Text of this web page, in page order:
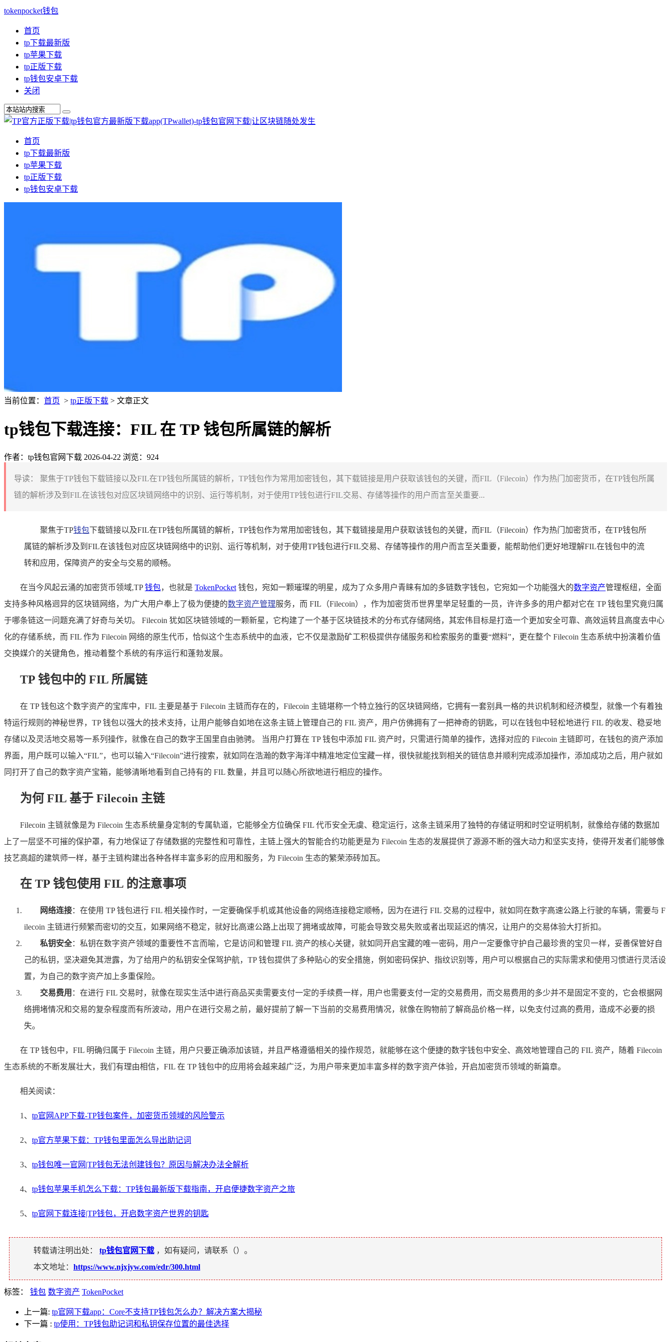
tokenpocket钱包
首页
tp下载最新版
tp苹果下载
tp正版下载
tp钱包安卓下载
关闭
首页
tp下载最新版
tp苹果下载
tp正版下载
tp钱包安卓下载
当前位置： 首页 > tp正版下载 > 文章正文
tp钱包下载连接：FIL 在 TP 钱包所属链的解析
作者：tp钱包官网下载 2026-04-22 浏览：924
导读：
聚焦于TP钱包下载链接以及FIL在TP钱包所属链的解析，TP钱包作为常用加密钱包，其下载链接是用户获取该钱包的关键，而FIL（Filecoin）作为热门加密货币，在TP钱包所属
链的解析涉及到FIL在该钱包对应区块链网络中的识别、运行等机制，对于使用TP钱包进行FIL交易、存储等操作的用户而言至关重要...
聚焦于TP钱包下载链接以及FIL在TP钱包所属链的解析，TP钱包作为常用加密钱包，其下载链接是用户获取该钱包的关键，而FIL（Filecoin）作为热门加密货币，在TP钱包所
属链的解析涉及到FIL在该钱包对应区块链网络中的识别、运行等机制，对于使用TP钱包进行FIL交易、存储等操作的用户而言至关重要，能帮助他们更好地理解FIL在钱包中的流
转和应用，保障资产的安全与交易的顺畅。
在当今风起云涌的加密货币领域,TP钱包，也就是 TokenPocket 钱包，宛如一颗璀璨的明星，成为了众多用户青睐有加的多链数字钱包，它宛如一个功能强大的数字资产管理枢纽，全面
支持多种风格迥异的区块链网络，为广大用户奉上了极为便捷的数字资产管理服务，而 FIL（Filecoin），作为加密货币世界里举足轻重的一员，许许多多的用户都对它在 TP 钱包里究竟归属
于哪条链这一问题充满了好奇与关切。 Filecoin 犹如区块链领域的一颗新星，它构建了一个基于区块链技术的分布式存储网络，其宏伟目标是打造一个更加安全可靠、高效运转且高度去中心
化的存储系统，而 FIL 作为 Filecoin 网络的原生代币，恰似这个生态系统中的血液，它不仅是激励矿工积极提供存储服务和检索服务的重要“燃料”，更在整个 Filecoin 生态系统中扮演着价值
交换媒介的关键角色，推动着整个系统的有序运行和蓬勃发展。
TP 钱包中的 FIL 所属链
在 TP 钱包这个数字资产的宝库中，FIL 主要是基于 Filecoin 主链而存在的，Filecoin 主链堪称一个特立独行的区块链网络，它拥有一套别具一格的共识机制和经济模型，就像一个有着独
特运行规则的神秘世界，TP 钱包以强大的技术支持，让用户能够自如地在这条主链上管理自己的 FIL 资产，用户仿佛拥有了一把神奇的钥匙，可以在钱包中轻松地进行 FIL 的收发、稳妥地
存储以及灵活地交易等一系列操作，就像在自己的数字王国里自由驰骋。 当用户打算在 TP 钱包中添加 FIL 资产时，只需进行简单的操作，选择对应的 Filecoin 主链即可，在钱包的资产添加
界面，用户既可以输入“FIL”，也可以输入“Filecoin”进行搜索，就如同在浩瀚的数字海洋中精准地定位宝藏一样，很快就能找到相关的链信息并顺利完成添加操作，添加成功之后，用户就如
同打开了自己的数字资产宝箱，能够清晰地看到自己持有的 FIL 数量，并且可以随心所欲地进行相应的操作。
为何 FIL 基于 Filecoin 主链
Filecoin 主链就像是为 Filecoin 生态系统量身定制的专属轨道，它能够全方位确保 FIL 代币安全无虞、稳定运行，这条主链采用了独特的存储证明和时空证明机制，就像给存储的数据加
上了一层坚不可摧的保护罩，有力地保证了存储数据的完整性和可靠性，主链上强大的智能合约功能更是为 Filecoin 生态的发展提供了源源不断的强大动力和坚实支持，使得开发者们能够像
技艺高超的建筑师一样，基于主链构建出各种各样丰富多彩的应用和服务，为 Filecoin 生态的繁荣添砖加瓦。
在 TP 钱包使用 FIL 的注意事项
网络连接：在使用 TP 钱包进行 FIL 相关操作时，一定要确保手机或其他设备的网络连接稳定顺畅，因为在进行 FIL 交易的过程中，就如同在数字高速公路上行驶的车辆，需要与 F
ilecoin 主链进行频繁而密切的交互，如果网络不稳定，就好比高速公路上出现了拥堵或故障，可能会导致交易失败或者出现延迟的情况，让用户的交易体验大打折扣。
私钥安全：私钥在数字资产领域的重要性不言而喻，它是访问和管理 FIL 资产的核心关键，就如同开启宝藏的唯一密码，用户一定要像守护自己最珍贵的宝贝一样，妥善保管好自
己的私钥，坚决避免其泄露，为了给用户的私钥安全保驾护航，TP 钱包提供了多种贴心的安全措施，例如密码保护、指纹识别等，用户可以根据自己的实际需求和使用习惯进行灵活设
置，为自己的数字资产加上多重保险。
交易费用 ：在进行 FIL 交易时，就像在现实生活中进行商品买卖需要支付一定的手续费一样，用户也需要支付一定的交易费用，而交易费用的多少并不是固定不变的，它会根据网
络拥堵情况和交易的复杂程度而有所波动，用户在进行交易之前，最好提前了解一下当前的交易费用情况，就像在购物前了解商品价格一样，以免支付过高的费用，造成不必要的损
失。
在 TP 钱包中，FIL 明确归属于 Filecoin 主链，用户只要正确添加该链，并且严格遵循相关的操作规范，就能够在这个便捷的数字钱包中安全、高效地管理自己的 FIL 资产，随着 Filecoin
生态系统的不断发展壮大，我们有理由相信，FIL 在 TP 钱包中的应用将会越来越广泛，为用户带来更加丰富多样的数字资产体验，开启加密货币领域的新篇章。
相关阅读：
1、 tp官网APP下载-TP钱包案件，加密货币领域的风险警示
2、 tp官方苹果下载：TP钱包里面怎么导出助记词
3、 tp钱包唯一官网|TP钱包无法创建钱包？原因与解决办法全解析
4、 tp钱包苹果手机怎么下载：TP钱包最新版下载指南，开启便捷数字资产之旅
5、 tp官网下载连接|TP钱包，开启数字资产世界的钥匙
转载请注明出处： tp钱包官网下载 ，如有疑问，请联系（）。
本文地址： https://www.njxjyw.com/edr/300.html
标签： 钱包 数字资产 TokenPocket
上一篇: tp官网下载app：Core不支持TP钱包怎么办？解决方案大揭秘
下一篇 : tp使用：TP钱包助记词和私钥保存位置的最佳选择